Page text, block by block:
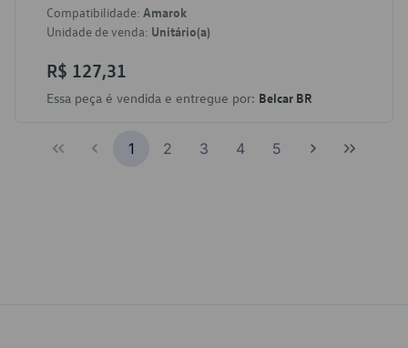
Compatibilidade: Amarok
Unidade de venda: Unitário(a)
R$ 127,31
Essa peça é vendida e entregue por: Belcar BR
1 2 3 4 5